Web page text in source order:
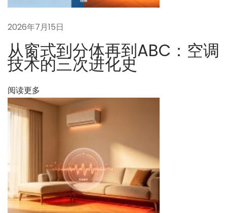
：
是
V
P
：
B
C
系
何
不
同
2026年7月15日
从窗式到分体再到ABC：空调
技术的三次进化史
阅读更多